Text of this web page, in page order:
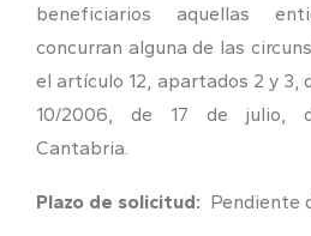
beneficiarios aquellas
concurran alguna de las
el artículo 12, apartados 2 y 3,
10/2006, de 17 de julio,
Cantabria.
Plazo de solicitud: Pendiente